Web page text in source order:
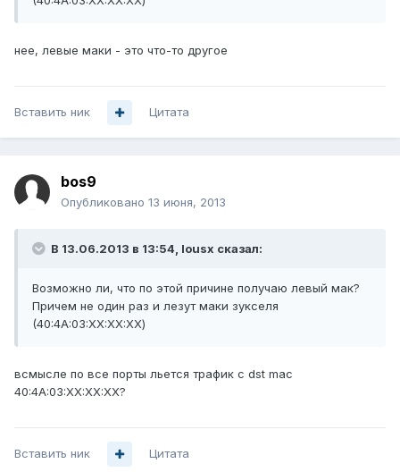
нее, левые маки - это что-то другое
Вставить ник Цитата
bos9
Опубликовано 13 июня, 2013
В 13.06.2013 в 13:54, lousx сказал:
Возможно ли, что по этой причине получаю левый мак?
Причем не один раз и лезут маки зукселя
(40:4A:03:XX:XX:XX)
всмысле по все порты льется трафик с dst mac
40:4A:03:XX:XX:XX?
Вставить ник Цитата